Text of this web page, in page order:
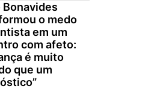
Bonavides
o medo
em um
com afeto:
é muito
que um